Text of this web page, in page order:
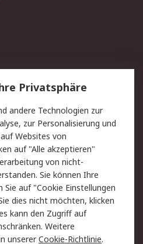
Lieferlösungen
Kontakt
Datenschutz
Zahlungsbedingungen
Webseite Konditionen
Privatsphäre
andere Technologien zur
zur Personalisierung und
Websites von
auf "Alle akzeptieren"
von nicht-
Sie können Ihre
Sie auf "Cookie Einstellungen
dies nicht möchten, klicken
kann den Zugriff auf
Weitere
unsererCookie-Richtlinie.